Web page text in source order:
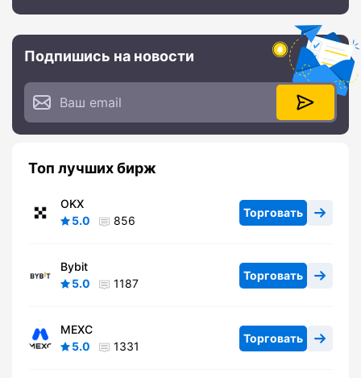
Подпишись на новости
Топ лучших бирж
OKX
5.0
856
Торговать
Bybit
5.0
1187
Торговать
MEXC
5.0
1331
Торговать